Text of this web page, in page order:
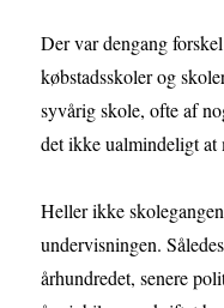
Der var dengang
købstadsskoler og
syvårig skole, ofte af
det ikke ualmindeligt
Heller ikke
undervisningen.
århundredet, senere